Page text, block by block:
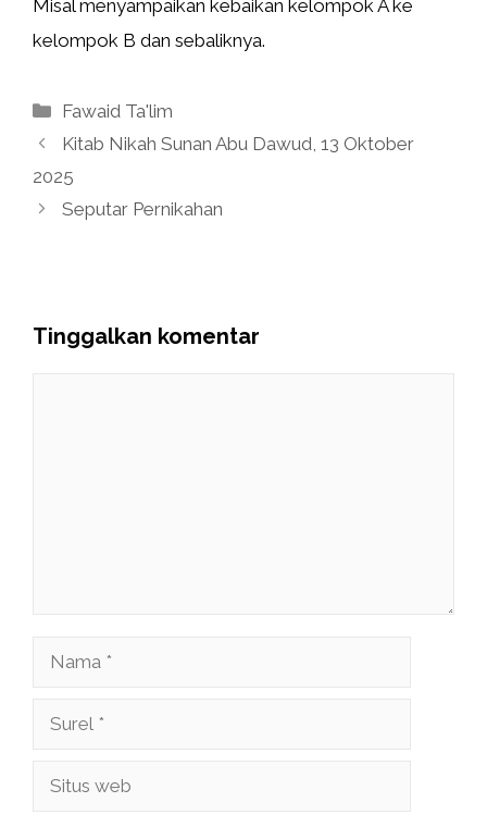
Misal menyampaikan kebaikan kelompok A ke
kelompok B dan sebaliknya.
Kategori
Fawaid Ta'lim
Kitab Nikah Sunan Abu Dawud, 13 Oktober
2025
Seputar Pernikahan
Tinggalkan komentar
Nama
Surel
Situs